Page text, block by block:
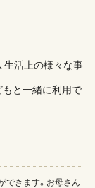
生活上の様々な事
もと一緒に利用で
できます。お母さん